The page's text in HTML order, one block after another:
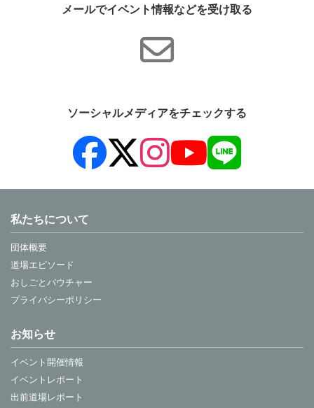
メールでイベント情報などを受け取る
ソーシャルメディアをチェックする
私たちについて
団体概要
道場エピソード
おしごとバウチャー
プライバシーポリシー
お知らせ
イベント開催情報
イベントレポート
出前道場レポート